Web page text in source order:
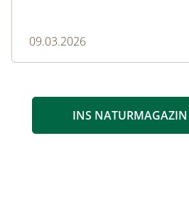
09.03.2026
INS NATURMAGAZIN